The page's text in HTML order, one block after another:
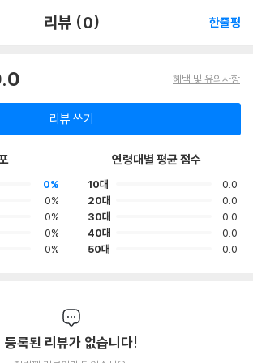
리뷰 (0) 한줄평
혜택 및 유의사항
리뷰 쓰기
0%
0%
0%
0%
0%
연령대별 평균 점수
10대
0.0
20대
0.0
30대
0.0
40대
0.0
50대
0.0
등록된 리뷰가 없습니다!